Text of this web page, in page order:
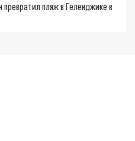
пляж в Геленджике в